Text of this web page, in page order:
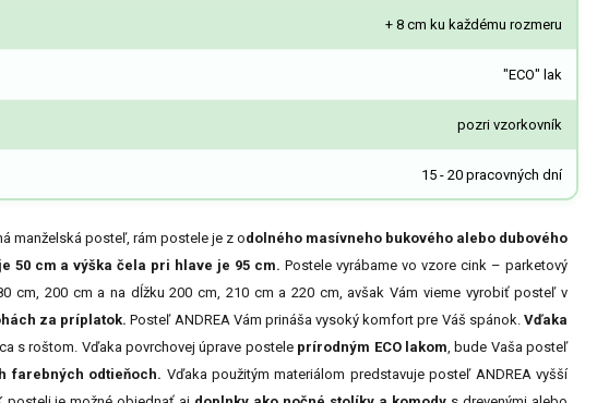
+ 8 cm ku každému rozmeru
"ECO" lak
pozri vzorkovník
15 - 20 pracovných dní
manželská posteľ, rám postele je z odolného masívneho bukového alebo dubového
50 cm a výška čela pri hlave je 95 cm. Postele vyrábame vo vzore cink – parketový
cm, 200 cm a na dĺžku 200 cm, 210 cm a 220 cm, avšak Vám vieme vyrobiť posteľ v
za príplatok. Posteľ ANDREA Vám prináša vysoký komfort pre Váš spánok.Vďaka
s roštom. Vďaka povrchovej úprave postele prírodným ECO lakom, bude Vaša posteľ
farebných odtieňoch. Vďaka použitým materiálom predstavuje posteľ ANDREA vyšší